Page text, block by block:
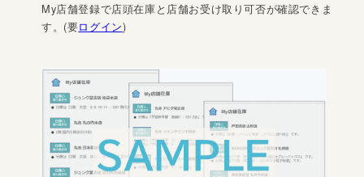
My店舗登録で店頭在庫と店舗お受け取り可否が確認できま
す。(要ログイン)